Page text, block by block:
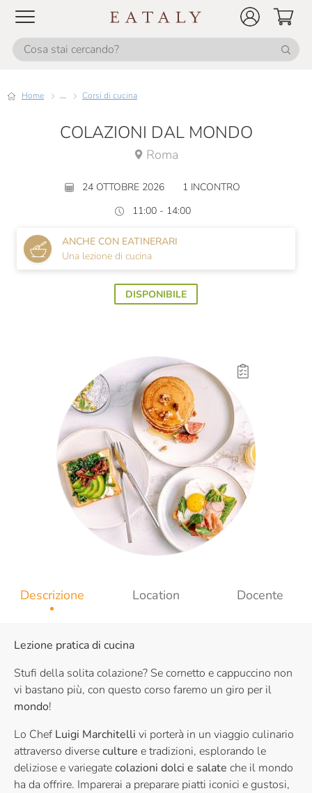
Home ... Corsi di cucina
COLAZIONI DAL MONDO
Roma
24 OTTOBRE 2026
1 INCONTRO
11:00 - 14:00
ANCHE CON EATINERARI
Una lezione di cucina
DISPONIBILE
Descrizione Location Docente
Lezione pratica di cucina
Stufi della solita colazione? Se cornetto e cappuccino non
vi bastano più, con questo corso faremo un giro per il
mondo!
Lo Chef Luigi Marchitelli vi porterà in un viaggio culinario
attraverso diverseculture e tradizioni, esplorando le
deliziose e variegatecolazioni dolci e salate che il mondo
ha da offrire. Imparerai a preparare piatti iconici e gustosi,